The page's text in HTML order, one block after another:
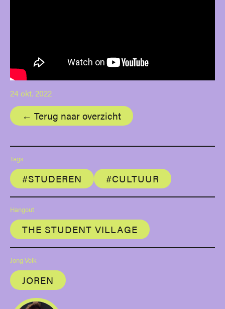
24 okt. 2022
← Terug naar overzicht
Tags
#STUDEREN #CULTUUR
Hangout
THE STUDENT VILLAGE
Jong Volk
JOREN